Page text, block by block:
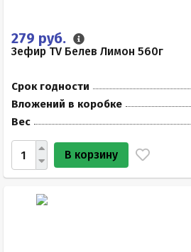
279 руб.
Зефир TV Белев Лимон 560г
Срок годности
Вложений в коробке
Вес
В корзину